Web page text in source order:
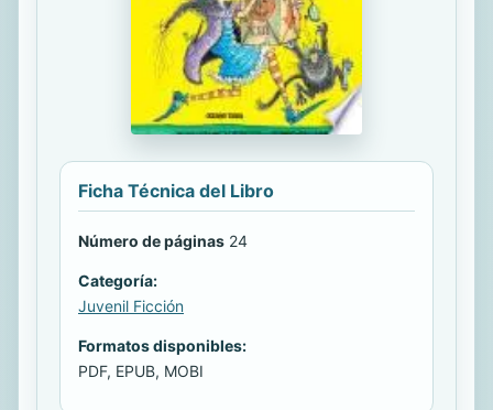
Ficha Técnica del Libro
Número de páginas 24
Categoría:
Juvenil Ficción
Formatos disponibles:
PDF, EPUB, MOBI